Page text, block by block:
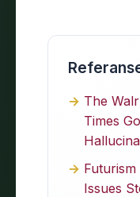
The
Times
Issues